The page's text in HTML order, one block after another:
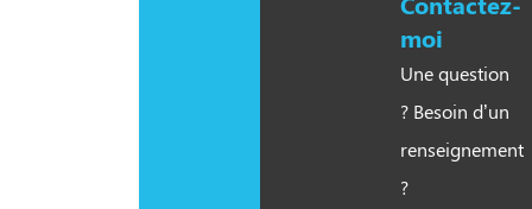
moi
Une question
? Besoin d’un
renseignement
?